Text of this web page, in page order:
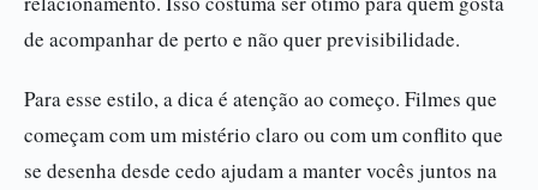
de acompanhar de perto e não quer previsibilidade.
Para esse estilo, a dica é atenção ao começo. Filmes que
começam com um mistério claro ou com um conflito que
se desenha desde cedo ajudam a manter vocês juntos na